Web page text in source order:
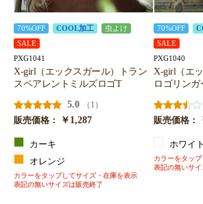
70%OFF COOL加工
虫よけ
SALE
PXG1041
X-girl（エックスガール）トラン
スペアレントミルズロゴT
5.0
（1）
販売価格：
￥1,287
カーキ
オレンジ
カラーをタップしてサイズ・在庫を表示
表記の無いサイズは販売終了
70%OFF
SALE
PXG1040
X-girl（エ
ロゴリンガ
販売価格：
ホワイト
カラーをタッ
表記の無いサ